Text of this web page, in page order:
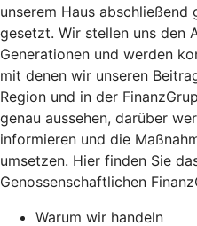
unserem Haus
gesetzt. Wir stellen uns den
Generationen und werden
mit denen wir unseren
Region und in der
genau aussehen, darüber
informieren und die
umsetzen. Hier finden Sie
Genossenschaftlichen
Warum wir handeln